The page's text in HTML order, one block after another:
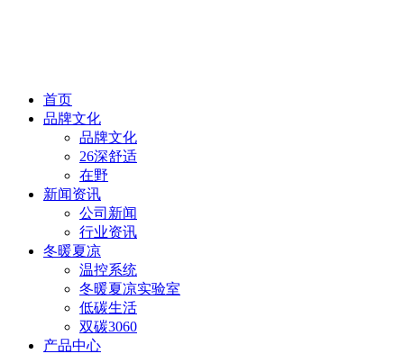
首页
品牌文化
品牌文化
26深舒适
在野
新闻资讯
公司新闻
行业资讯
冬暖夏凉
温控系统
冬暖夏凉实验室
低碳生活
双碳3060
产品中心